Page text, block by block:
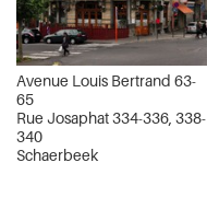
Avenue Louis Bertrand 63-
65
Rue Josaphat 334-336, 338-
340
Schaerbeek